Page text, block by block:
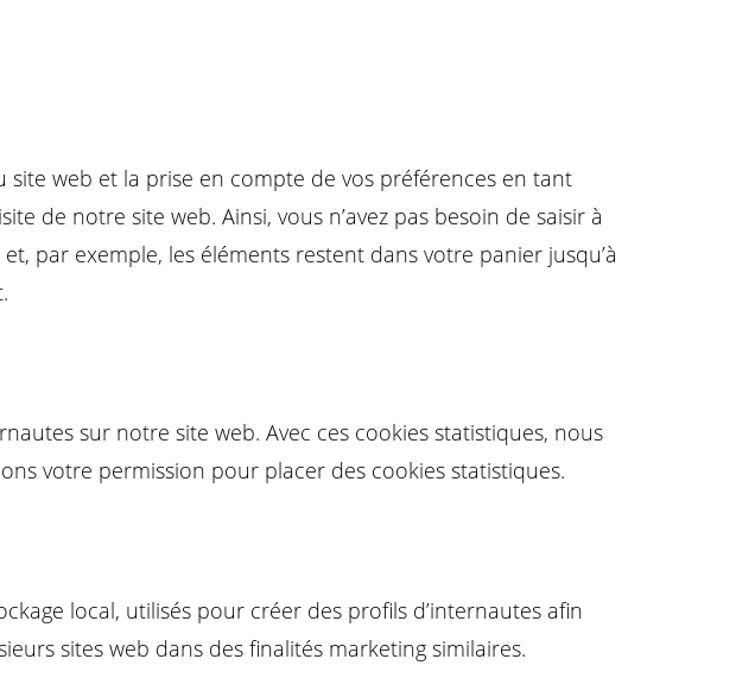
web et la prise en compte de vos préférences en tant
de notre site web. Ainsi, vous n’avez pas besoin de saisir à
par exemple, les éléments restent dans votre panier jusqu’à
sur notre site web. Avec ces cookies statistiques, nous
votre permission pour placer des cookies statistiques.
local, utilisés pour créer des profils d’internautes afin
sites web dans des finalités marketing similaires.